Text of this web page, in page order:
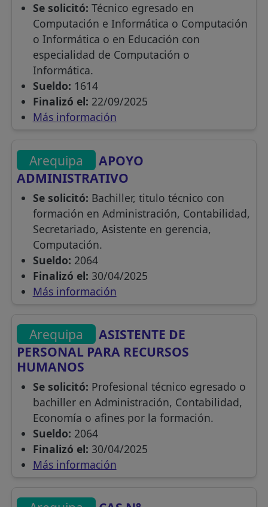
Se solicitó: Técnico egresado en
Computación e Informática o Computación
o Informática o en Educación con
especialidad de Computación o
Informática.
Sueldo: 1614
Finalizó el: 22/09/2025
Más información
Arequipa
APOYO
ADMINISTRATIVO
Se solicitó: Bachiller, titulo técnico con
formación en Administración, Contabilidad,
Secretariado, Asistente en gerencia,
Computación.
Sueldo: 2064
Finalizó el: 30/04/2025
Más información
Arequipa
ASISTENTE DE
PERSONAL PARA RECURSOS
HUMANOS
Se solicitó: Profesional técnico egresado o
bachiller en Administración, Contabilidad,
Economía o afines por la formación.
Sueldo: 2064
Finalizó el: 30/04/2025
Más información